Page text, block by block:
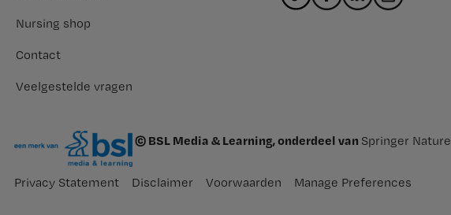
Nursing shop
Contact
Veelgestelde vragen
© BSL Media & Learning, onderdeel van Springer Nature
Privacy Statement Disclaimer Voorwaarden Manage Preferences